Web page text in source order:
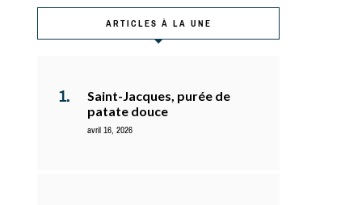
ARTICLES À LA UNE
Saint-Jacques, purée de
patate douce
avril 16, 2026